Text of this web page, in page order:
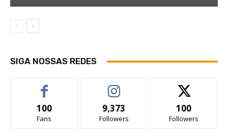
SIGA NOSSAS REDES
100
Fans
9,373
Followers
100
Followers